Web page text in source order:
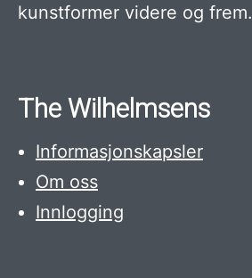
kunstformer videre og frem.
The Wilhelmsens
Informasjonskapsler
Om oss
Innlogging